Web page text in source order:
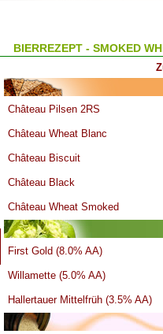
BIERREZEPT - SMOKED
Château Pilsen 2RS
Château Wheat Blanc
Château Biscuit
Château Black
Château Wheat Smoked
First Gold (8.0% AA)
Willamette (5.0% AA)
Hallertauer Mittelfrüh (3.5% AA)